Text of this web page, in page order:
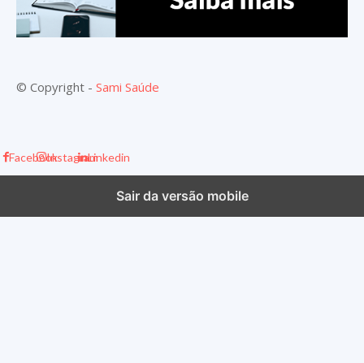
© Copyright - Sami Saúde
FacebookInstagramLinkedin
Sair da versão mobile